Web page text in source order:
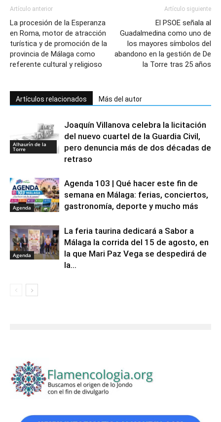
Artículo anterior
La procesión de la Esperanza
en Roma, motor de atracción
turística y de promoción de la
provincia de Málaga como
referente cultural y religioso
Artículo siguiente
El PSOE señala al
Guadalmedina como uno de
los mayores símbolos del
abandono en la gestión de De
la Torre tras 25 años
Artículos relacionados Más del autor
Alhaurín de la
Torre
Joaquín Villanova celebra la licitación
del nuevo cuartel de la Guardia Civil,
pero denuncia más de dos décadas de
retraso
Agenda
Agenda 103 | Qué hacer este fin de
semana en Málaga: ferias, conciertos,
gastronomía, deporte y mucho más
Agenda
La feria taurina dedicará a Sabor a
Málaga la corrida del 15 de agosto, en
la que Mari Paz Vega se despedirá de
la...